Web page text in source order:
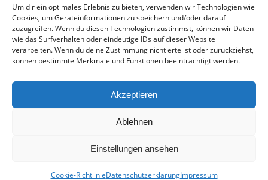
Um dir ein optimales Erlebnis zu bieten, verwenden wir Technologien wie
Cookies, um Geräteinformationen zu speichern und/oder darauf
zuzugreifen. Wenn du diesen Technologien zustimmst, können wir Daten
wie das Surfverhalten oder eindeutige IDs auf dieser Website
verarbeiten. Wenn du deine Zustimmung nicht erteilst oder zurückziehst,
können bestimmte Merkmale und Funktionen beeinträchtigt werden.
Akzeptieren
Ablehnen
Einstellungen ansehen
Cookie-RichtlinieDatenschutzerklärungImpressum
28. Juli 2026
Neue Podcast-Folge: So tickt Björn!
27. Juli 2026
Eindrücke vom Stadionfest
Unterhaltsamer Abschlusstest mit später Niederlage
25. Juli 2026